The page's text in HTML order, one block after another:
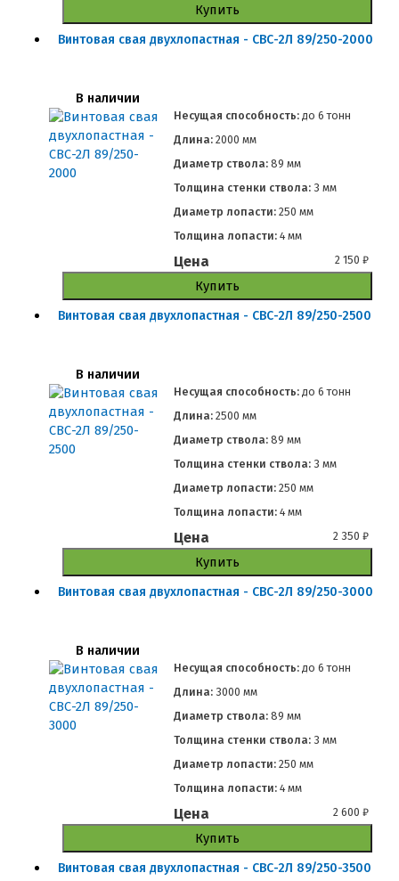
Купить
Винтовая свая двухлопастная - СВС-2Л 89/250-2000
В наличии
Несущая способность: до 6 тонн
Длина:2000 мм
Диаметр ствола:89 мм
Толщина стенки ствола:3 мм
Диаметр лопасти:250 мм
Толщина лопасти:4 мм
Цена 2 150₽
Купить
Винтовая свая двухлопастная - СВС-2Л 89/250-2500
В наличии
Несущая способность: до 6 тонн
Длина:2500 мм
Диаметр ствола:89 мм
Толщина стенки ствола:3 мм
Диаметр лопасти:250 мм
Толщина лопасти:4 мм
Цена 2 350₽
Купить
Винтовая свая двухлопастная - СВС-2Л 89/250-3000
В наличии
Несущая способность: до 6 тонн
Длина:3000 мм
Диаметр ствола:89 мм
Толщина стенки ствола:3 мм
Диаметр лопасти:250 мм
Толщина лопасти:4 мм
Цена 2 600₽
Купить
Винтовая свая двухлопастная - СВС-2Л 89/250-3500